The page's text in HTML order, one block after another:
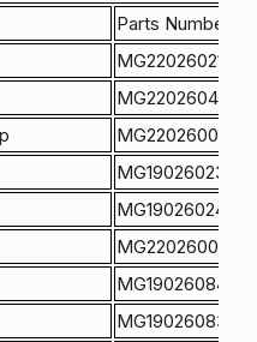
Parts Number
MG22026021
MG22026040
MG22026003
MG19026023
MG19026024
MG22026004
MG19026084
MG19026083